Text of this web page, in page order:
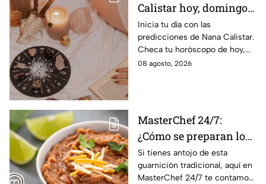
Calistar hoy, domingo 9
de agosto: estos signos
tendrán ingresos extra
Inicia tu día con las
predicciones de Nana Calistar.
Checa tu horóscopo de hoy,
domingo 9 de agosto, y
08 agosto, 2026
MasterChef 24/7:
¿Cómo se preparan los
frijoles puercos estilo
Sonora?
Si tienes antojo de esta
guarnición tradicional, aquí en
MasterChef 24/7 te contamos